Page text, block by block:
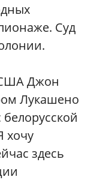
Суд
США Джон
Лукашено
хочу
здесь